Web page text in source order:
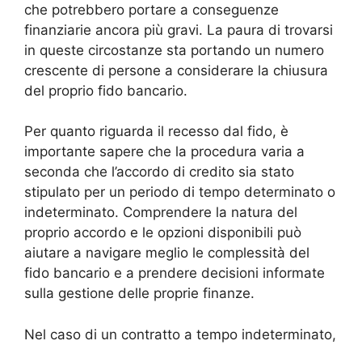
che potrebbero portare a conseguenze
finanziarie ancora più gravi. La paura di trovarsi
in queste circostanze sta portando un numero
crescente di persone a considerare la chiusura
del proprio fido bancario.
Per quanto riguarda il recesso dal fido, è
importante sapere che la procedura varia a
seconda che l’accordo di credito sia stato
stipulato per un periodo di tempo determinato o
indeterminato. Comprendere la natura del
proprio accordo e le opzioni disponibili può
aiutare a navigare meglio le complessità del
fido bancario e a prendere decisioni informate
sulla gestione delle proprie finanze.
Nel caso di un contratto a tempo indeterminato,